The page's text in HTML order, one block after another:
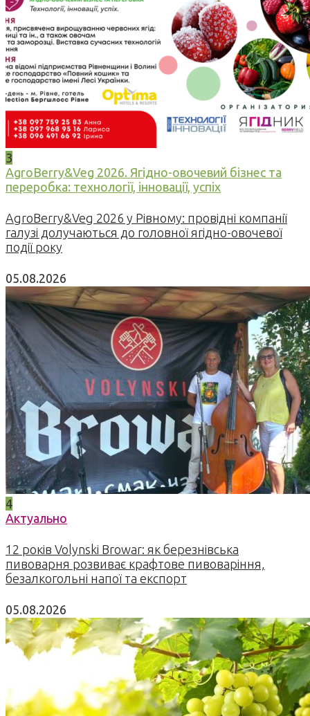
3
AgroBerry&Veg 2026. Ягідно-овочевий бізнес та
переробка: технології, інновації, успіх
AgroBerry&Veg 2026 у Рівному: провідні компанії
галузі долучаються до головної ягідно-овочевої
події року
05.08.2026
4
Актуально
12 років Volynski Browar: як березнівська
пивоварня розвиває крафтове пивоваріння,
безалкогольні напої та експорт
05.08.2026